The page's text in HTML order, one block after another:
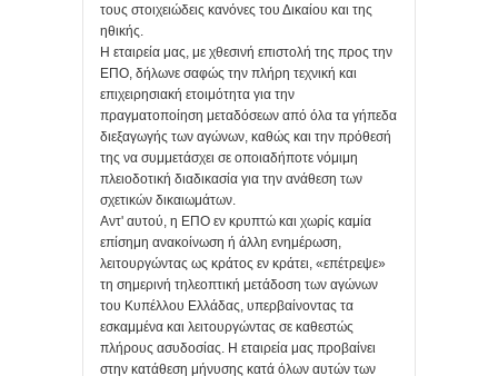
τους στοιχειώδεις κανόνες του Δικαίου και της
ηθικής.
Η εταιρεία μας, με χθεσινή επιστολή της προς την
ΕΠΟ, δήλωνε σαφώς την πλήρη τεχνική και
επιχειρησιακή ετοιμότητα για την
πραγματοποίηση μεταδόσεων από όλα τα γήπεδα
διεξαγωγής των αγώνων, καθώς και την πρόθεσή
της να συμμετάσχει σε οποιαδήποτε νόμιμη
πλειοδοτική διαδικασία για την ανάθεση των
σχετικών δικαιωμάτων.
Αντ' αυτού, η ΕΠΟ εν κρυπτώ και χωρίς καμία
επίσημη ανακοίνωση ή άλλη ενημέρωση,
λειτουργώντας ως κράτος εν κράτει, «επέτρεψε»
τη σημερινή τηλεοπτική μετάδοση των αγώνων
του Κυπέλλου Ελλάδας, υπερβαίνοντας τα
εσκαμμένα και λειτουργώντας σε καθεστώς
πλήρους ασυδοσίας. H εταιρεία μας προβαίνει
στην κατάθεση μήνυσης κατά όλων αυτών των